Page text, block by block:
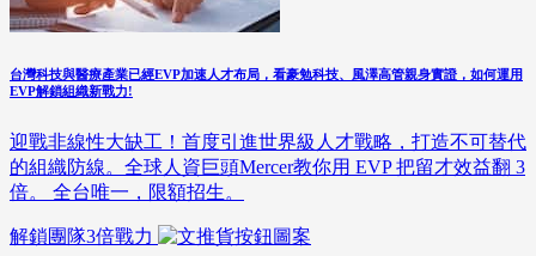
台灣科技與醫療產業已經EVP加速人才布局，看豪勉科技、風澤高管親身實證，如何運用
EVP解鎖組織新戰力!
迎戰非線性大缺工！首度引進世界級人才戰略，打造不可替代
的組織防線。全球人資巨頭Mercer教你用 EVP 把留才效益翻 3
倍。 全台唯一，限額招生。
解鎖團隊3倍戰力